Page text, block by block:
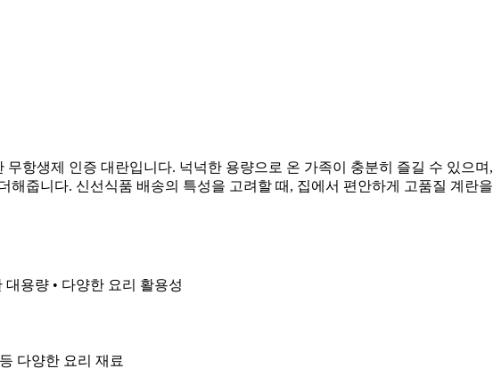
항생제 인증 대란입니다. 넉넉한 용량으로 온 가족이 충분히 즐길 수 있으
해줍니다. 신선식품 배송의 특성을 고려할 때, 집에서 편안하게 고품질 계란
용량 • 다양한 요리 활용성
다양한 요리 재료